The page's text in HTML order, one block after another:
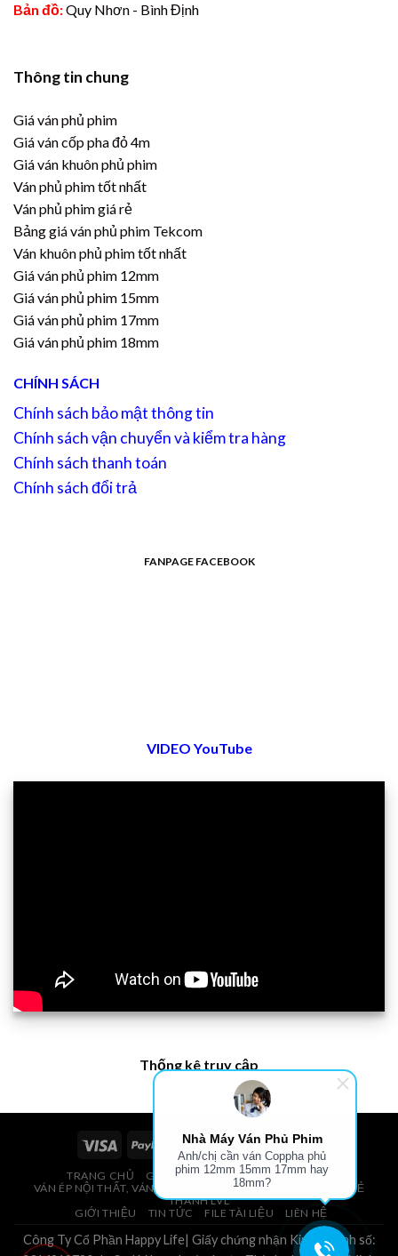
Bản đồ:Quy Nhơn - Bình Định
Thông tin chung
Giá ván phủ phim
Giá ván cốp pha đỏ 4m
Giá ván khuôn phủ phim
Ván phủ phim tốt nhất
Ván phủ phim giá rẻ
Bảng giá ván phủ phim Tekcom
Ván khuôn phủ phim tốt nhất
Giá ván phủ phim 12mm
Giá ván phủ phim 15mm
Giá ván phủ phim 17mm
Giá ván phủ phim 18mm
CHÍNH SÁCH
Chính sách bảo mật thông tin
Chính sách vận chuyển và kiểm tra hàng
Chính sách thanh toán
Chính sách đổi trả
FANPAGE FACEBOOK
VIDEO YouTube
Thống kê truy cập
TRANG CHỦ
GIÁ VÁN PHỦ PHIM, VÁN COPPHA
VÁN ÉP NỘI THẤT, VÁN ÉP BAO BÌ, VÁN SOFA, PALLETS, VÁN SẺ
THANH LVL
GIỚI THIỆU
TIN TỨC FILE TÀI LIỆU LIÊN HỆ
Công Ty Cổ Phần Happy Life| Giấy chứng nhận Kinh Doanh số:
Nhà Máy Ván Phủ Phim
Anh/chị cần ván Coppha phủ
phim 12mm 15mm 17mm hay
18mm?